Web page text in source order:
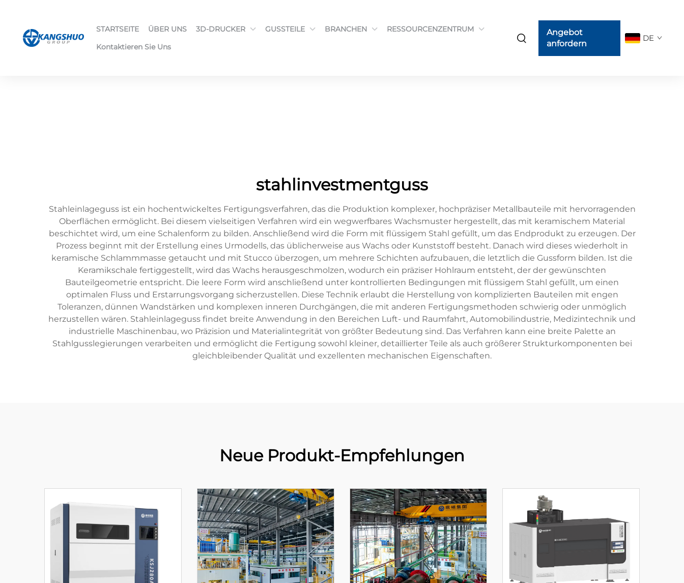
STARTSEITE ÜBER UNS 3D-DRUCKER GUSSTEILE BRANCHEN
RESSOURCENZENTRUM
Kontaktieren Sie Uns
Angebot
anfordern
DE
stahlinvestmentguss
Stahleinlageguss ist ein hochentwickeltes Fertigungsverfahren, das die Produktion komplexer, hochpräziser Metallbauteile mit hervorragenden
Oberflächen ermöglicht. Bei diesem vielseitigen Verfahren wird ein wegwerfbares Wachsmuster hergestellt, das mit keramischem Material
beschichtet wird, um eine Schalenform zu bilden. Anschließend wird die Form mit flüssigem Stahl gefüllt, um das Endprodukt zu erzeugen. Der
Prozess beginnt mit der Erstellung eines Urmodells, das üblicherweise aus Wachs oder Kunststoff besteht. Danach wird dieses wiederholt in
keramische Schlammmasse getaucht und mit Stucco überzogen, um mehrere Schichten aufzubauen, die letztlich die Gussform bilden. Ist die
Keramikschale fertiggestellt, wird das Wachs herausgeschmolzen, wodurch ein präziser Hohlraum entsteht, der der gewünschten
Bauteilgeometrie entspricht. Die leere Form wird anschließend unter kontrollierten Bedingungen mit flüssigem Stahl gefüllt, um einen
optimalen Fluss und Erstarrungsvorgang sicherzustellen. Diese Technik erlaubt die Herstellung von komplizierten Bauteilen mit engen
Toleranzen, dünnen Wandstärken und komplexen inneren Durchgängen, die mit anderen Fertigungsmethoden schwierig oder unmöglich
herzustellen wären. Stahleinlageguss findet breite Anwendung in den Bereichen Luft- und Raumfahrt, Automobilindustrie, Medizintechnik und
industrielle Maschinenbau, wo Präzision und Materialintegrität von größter Bedeutung sind. Das Verfahren kann eine breite Palette an
Stahlgusslegierungen verarbeiten und ermöglicht die Fertigung sowohl kleiner, detaillierter Teile als auch größerer Strukturkomponenten bei
gleichbleibender Qualität und exzellenten mechanischen Eigenschaften.
Neue Produkt-Empfehlungen